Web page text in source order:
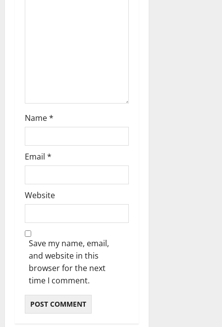
Name*
Email *
Website
Save my name, email,
and website in this
browser for the next
time I comment.